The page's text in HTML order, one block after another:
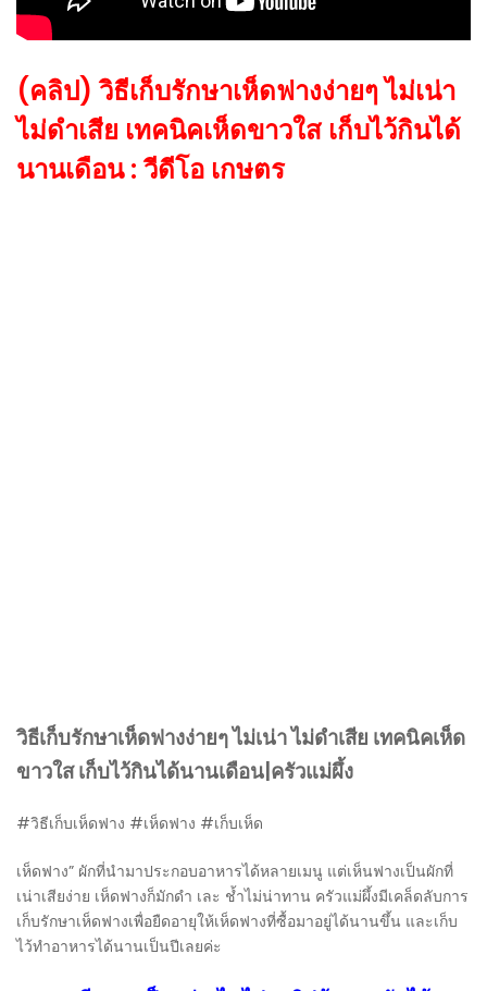
(คลิป) วิธีเก็บรักษาเห็ดฟางง่ายๆ ไม่เน่า
ไม่ดำเสีย เทคนิคเห็ดขาวใส เก็บไว้กินได้
นานเดือน : วีดีโอ เกษตร
วิธีเก็บรักษาเห็ดฟางง่ายๆ ไม่เน่า ไม่ดำเสีย เทคนิคเห็ด
ขาวใส เก็บไว้กินได้นานเดือน|ครัวแม่ผึ้ง
#วิธีเก็บเห็ดฟาง #เห็ดฟาง #เก็บเห็ด
เห็ดฟาง” ผักที่นำมาประกอบอาหารได้หลายเมนู แต่เห็นฟางเป็นผักที่
เน่าเสียง่าย เห็ดฟางก็มักดำ เละ ช้ำไม่น่าทาน ครัวแม่ผึ้งมีเคล็ดลับการ
เก็บรักษาเห็ดฟางเพื่อยืดอายุให้เห็ดฟางที่ซื้อมาอยู่ได้นานขึ้น และเก็บ
ไว้ทำอาหารได้นานเป็นปีเลยค่ะ